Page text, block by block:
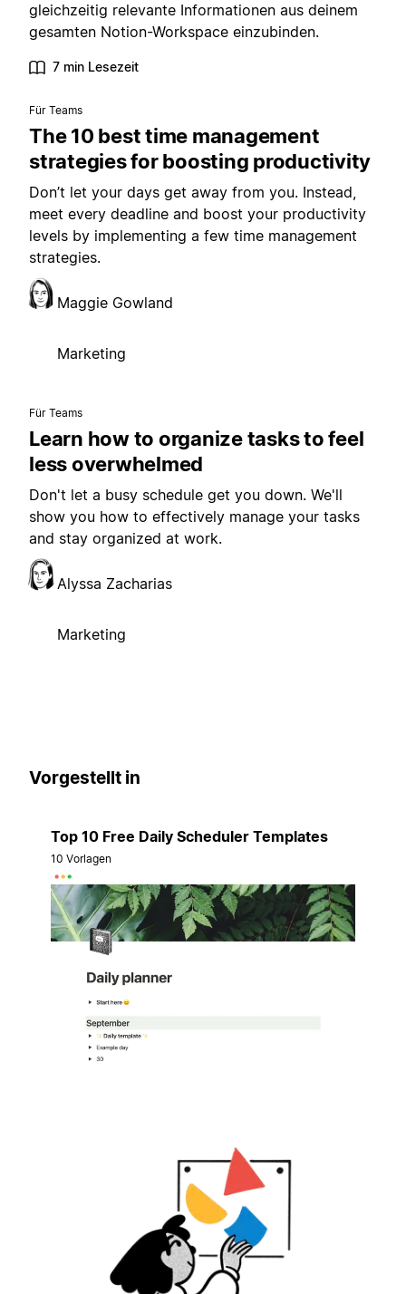
gleichzeitig relevante Informationen aus deinem
gesamten Notion-Workspace einzubinden.
7 min Lesezeit
Für Teams
The 10 best time management
strategies for boosting productivity
Don’t let your days get away from you. Instead,
meet every deadline and boost your productivity
levels by implementing a few time management
strategies.
Maggie Gowland
Marketing
Für Teams
Learn how to organize tasks to feel
less overwhelmed
Don't let a busy schedule get you down. We'll
show you how to effectively manage your tasks
and stay organized at work.
Alyssa Zacharias
Marketing
Vorgestellt in
Top 10 Free Daily Scheduler Templates
10 Vorlagen